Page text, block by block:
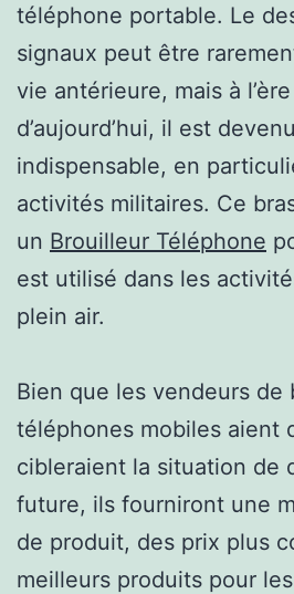
téléphone portable. Le
signaux peut être
vie antérieure, mais à
d’aujourd’hui, il est
indispensable, en
activités militaires. Ce
un Brouilleur Téléphone
est utilisé dans les
plein air.
Bien que les vendeurs de
téléphones mobiles aient
cibleraient la situation de
future, ils fourniront une
de produit, des prix plus
meilleurs produits pour